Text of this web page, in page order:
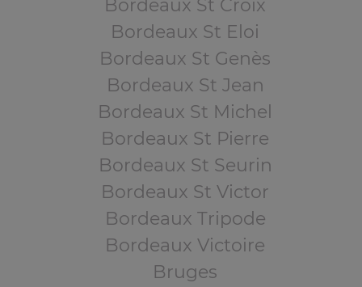
Bordeaux St Croix
Bordeaux St Eloi
Bordeaux St Genès
Bordeaux St Jean
Bordeaux St Michel
Bordeaux St Pierre
Bordeaux St Seurin
Bordeaux St Victor
Bordeaux Tripode
Bordeaux Victoire
Bruges